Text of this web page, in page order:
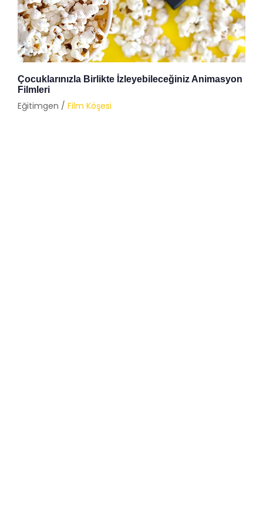
Çocuklarınızla Birlikte İzleyebileceğiniz Animasyon
Filmleri
Eğitimgen / Film Köşesi